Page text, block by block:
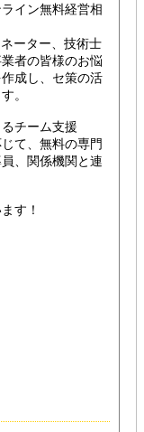
イン無料経営相
ーター、技術士
者の皆様のお悩
成し、セ策の活
。
チーム支援
て、無料の専門
、関係機関と連
す！